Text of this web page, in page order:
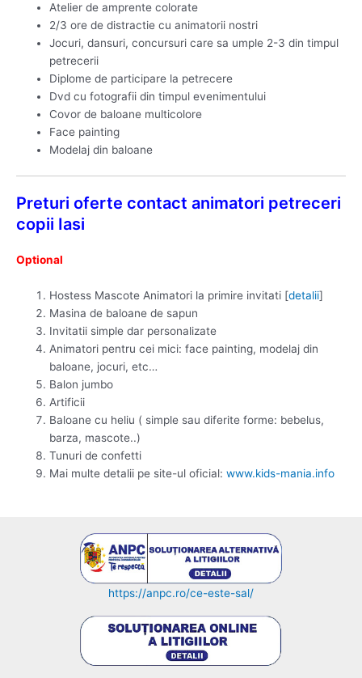
Atelier de amprente colorate
2/3 ore de distractie cu animatorii nostri
Jocuri, dansuri, concursuri care sa umple 2-3 din timpul
petrecerii
Diplome de participare la petrecere
Dvd cu fotografii din timpul evenimentului
Covor de baloane multicolore
Face painting
Modelaj din baloane
Preturi oferte contact animatori petreceri
copii Iasi
Optional
Hostess Mascote Animatori la primire invitati [detalii]
Masina de baloane de sapun
Invitatii simple dar personalizate
Animatori pentru cei mici: face painting, modelaj din
baloane, jocuri, etc…
Balon jumbo
Artificii
Baloane cu heliu ( simple sau diferite forme: bebelus,
barza, mascote..)
Tunuri de confetti
Mai multe detalii pe site-ul oficial:www.kids-mania.info
https://anpc.ro/ce-este-sal/